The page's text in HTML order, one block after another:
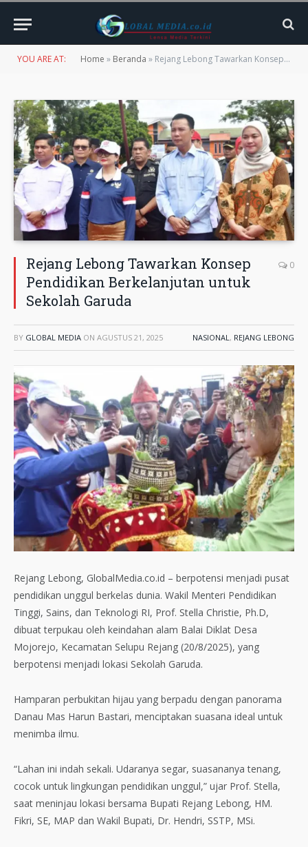
YOU ARE AT: Home » Beranda » Rejang Lebong Tawarkan Konsep Pendidikan Berkelanjutan untuk Sekolah Garuda
Rejang Lebong Tawarkan Konsep
Pendidikan Berkelanjutan untuk
Sekolah Garuda
0
BY GLOBAL MEDIA ON AGUSTUS 21, 2025 NASIONAL, REJANG LEBONG
Rejang Lebong, GlobalMedia.co.id – berpotensi menjadi pusat
pendidikan unggul berkelas dunia. Wakil Menteri Pendidikan
Tinggi, Sains, dan Teknologi RI, Prof. Stella Christie, Ph.D,
dibuat terpukau oleh keindahan alam Balai Diklat Desa
Mojorejo, Kecamatan Selupu Rejang (20/8/2025), yang
berpotensi menjadi lokasi Sekolah Garuda.
Hamparan perbukitan hijau yang berpadu dengan panorama
Danau Mas Harun Bastari, menciptakan suasana ideal untuk
menimba ilmu.
“Lahan ini indah sekali. Udaranya segar, suasananya tenang,
cocok untuk lingkungan pendidikan unggul,” ujar Prof. Stella,
saat meninjau lokasi bersama Bupati Rejang Lebong, HM.
Fikri, SE, MAP dan Wakil Bupati, Dr. Hendri, SSTP, MSi.